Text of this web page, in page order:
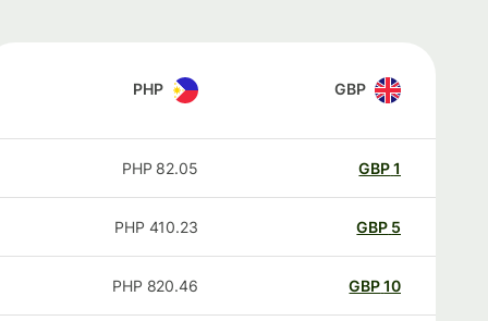
GBP
PHP
GBP
82.05
PHP
GBP
410.23
PHP
GBP
820.46
PHP